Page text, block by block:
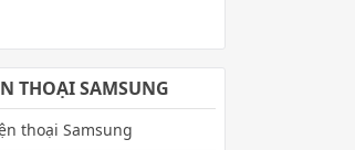
THOẠI SAMSUNG
thoại Samsung